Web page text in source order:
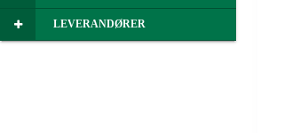
LEVERANDØRER